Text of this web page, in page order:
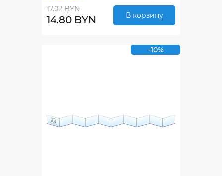
17.02 BYN
14.80 BYN В корзину
-10%